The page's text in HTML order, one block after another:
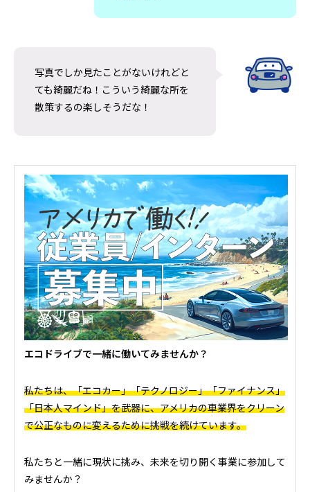
セン博物館の見どころとは？
2026.07.28
【Oceanside観光
Harbor Fish and
王道フィッシュ＆
2026.07.20
写真でしか見たことがないけれどと
ても綺麗だね！こういう綺麗な所を
散策するの楽しそうだな！
エコドライブで一緒に働いてみませんか？
私たちは、「エコカー」「テクノロジー」「ファイナンス」
「日本人マインド」を武器に、アメリカの車業界をクリーン
で公正なものに変えるために挑戦を続けています。
私たちと一緒に現状に挑み、未来を切り開く事業に参加して
みませんか？